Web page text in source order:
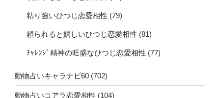
粘り強いひつじ恋愛相性 (79)
頼られると嬉しいひつじ恋愛相性 (81)
ﾁｬﾚﾝｼﾞ精神の旺盛なひつじ恋愛相性 (77)
動物占いキャラナビ60 (702)
動物占いコアラ恋愛相性 (104)